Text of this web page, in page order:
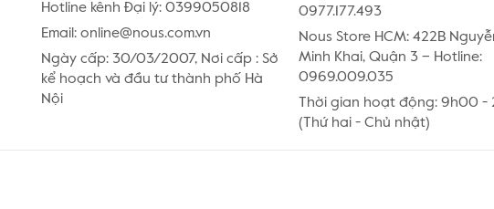
Hotline kênh Đại lý: 0399050818
Email: online@nous.com.vn
Ngày cấp: 30/03/2007, Nơi cấp : Sở
kể hoạch và đầu tư thành phố Hà
Nội
0977.177.493
Nous Store HCM: 422B
Minh Khai, Quận 3 – Hotline:
0969.009.035
Thời gian hoạt động: 9h00 -
(Thứ hai - Chủ nhật)